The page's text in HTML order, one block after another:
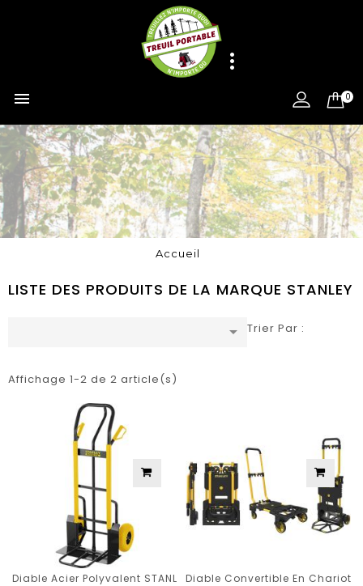
 0
Accueil
LISTE DES PRODUITS DE LA MARQUE STANLEY
Trier Par :

Affichage 1-2 de 2 article(s)
Diable Acier Polyvalent STANLEY FATMAX 250 Kg
Diable Convertible En Chariot